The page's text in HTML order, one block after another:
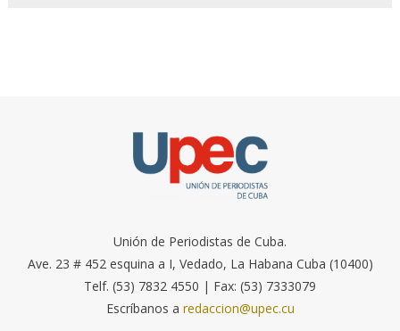
Unión de Periodistas de Cuba.
Ave. 23 # 452 esquina a I, Vedado, La Habana Cuba (10400)
Telf. (53) 7832 4550 | Fax: (53) 7333079
Escríbanos a redaccion@upec.cu